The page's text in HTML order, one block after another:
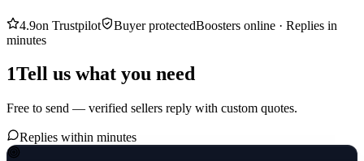
4.9on Trustpilot Buyer protectedBoosters online · Replies in
minutes
1Tell us what you need
Free to send — verified sellers reply with custom quotes.
Replies within minutes